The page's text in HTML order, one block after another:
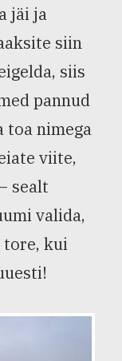
jäi ja
siin
siis
pannud
toa nimega
viite,
sealt
valida,
tore, kui